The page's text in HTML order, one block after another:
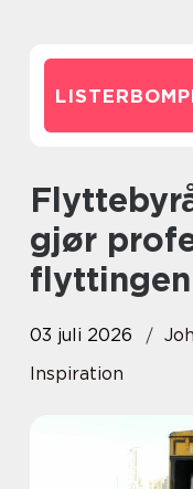
Flyttebyrå Ålesund slik
gjør
03 juli 2026
Inspiration